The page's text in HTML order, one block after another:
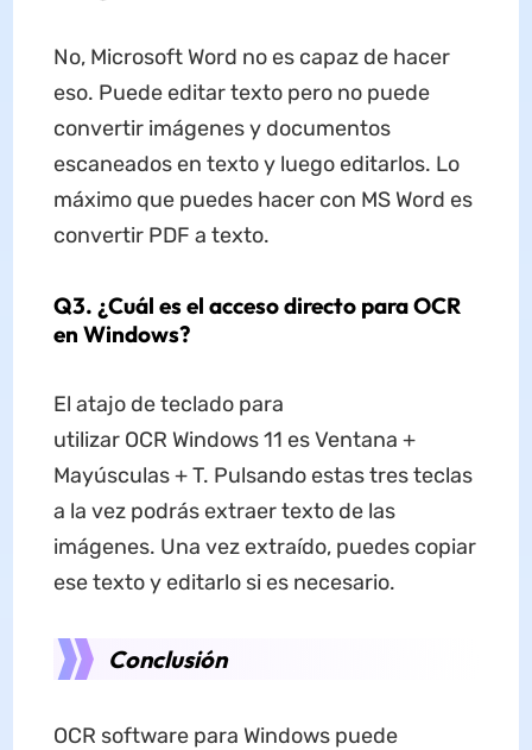
No, Microsoft Word no es capaz de hacer
eso. Puede editar texto pero no puede
convertir imágenes y documentos
escaneados en texto y luego editarlos. Lo
máximo que puedes hacer con MS Word es
convertir PDF a texto.
Q3. ¿Cuál es el acceso directo para OCR
en Windows?
El atajo de teclado para
utilizar OCR Windows 11 es Ventana +
Mayúsculas + T. Pulsando estas tres teclas
a la vez podrás extraer texto de las
imágenes. Una vez extraído, puedes copiar
ese texto y editarlo si es necesario.
Conclusión
OCR software para Windows puede